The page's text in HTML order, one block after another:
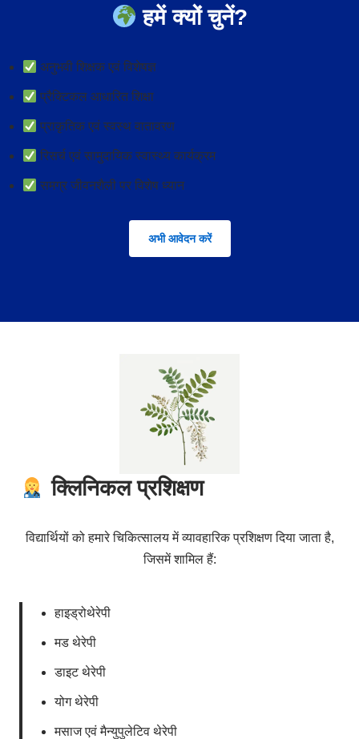
हमें क्यों चुनें?
अनुभवी शिक्षक एवं विशेषज्ञ
प्रैक्टिकल आधारित शिक्षा
प्राकृतिक एवं स्वस्थ वातावरण
रिसर्च एवं सामुदायिक स्वास्थ्य कार्यक्रम
समग्र जीवनशैली पर विशेष ध्यान
अभी आवेदन करें
क्लिनिकल प्रशिक्षण
विद्यार्थियों को हमारे चिकित्सालय में व्यावहारिक प्रशिक्षण दिया जाता है,
जिसमें शामिल हैं:
हाइड्रोथेरेपी
मड थेरेपी
डाइट थेरेपी
योग थेरेपी
मसाज एवं मैन्युपुलेटिव थेरेपी